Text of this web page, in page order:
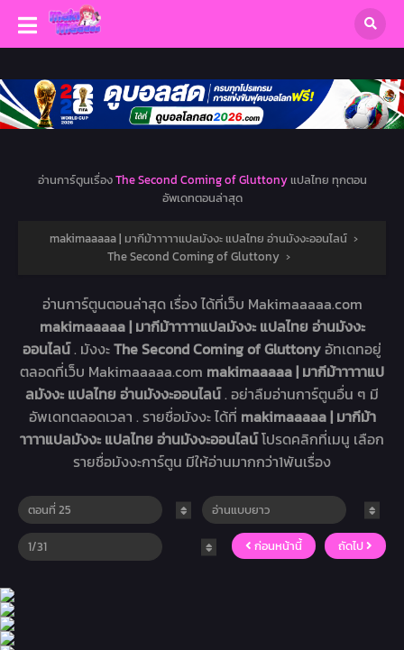
อ่านการ์ตูนเรื่องThe Second Coming of Gluttonyแปลไทย ทุกตอน
อัพเดทตอนล่าสุด
makimaaaaa | มากีม้าาาาาแปลมังงะ แปลไทย อ่านมังงะออนไลน์ ›
The Second Coming of Gluttony ›
อ่านการ์ตูนตอนล่าสุด เรื่องได้ที่เว็บ Makimaaaaa.com
makimaaaaa | มากีม้าาาาาแปลมังงะ แปลไทย อ่านมังงะ
ออนไลน์. มังงะThe Second Coming of Gluttonyอัทเดทอยู่
ตลอดที่เว็บ Makimaaaaa.com makimaaaaa | มากีม้าาาาาแป
ลมังงะ แปลไทย อ่านมังงะออนไลน์. อย่าลืมอ่านการ์ตูนอื่น ๆ มี
อัพเดทตลอดเวลา . รายชื่อมังงะ ได้ที่ makimaaaaa | มากีม้า
าาาาแปลมังงะ แปลไทย อ่านมังงะออนไลน์โปรดคลิกที่เมนู เลือก
รายชื่อมังงะการ์ตูน มีให้อ่านมากกว่า1พันเรื่อง
ก่อนหน้านี้ ถัดไป